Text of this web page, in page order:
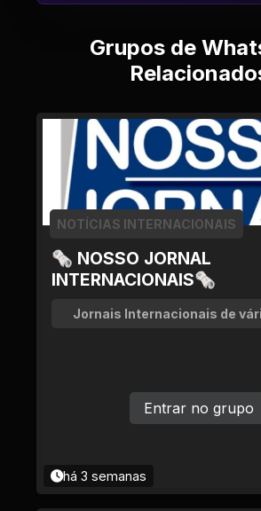
Grupos de
🗞 NOSSO JORNAL
INTERNACIONAIS🗞
NOTÍCIAS INTERNACIONAIS
Jornais Internacionais de
há 3 semanas
Entrar no grupo